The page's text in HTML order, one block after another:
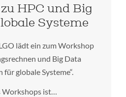
HPC und Big
Systeme
lädt ein zum Workshop
und Big Data
für globale Systeme“.
Workshops ist…